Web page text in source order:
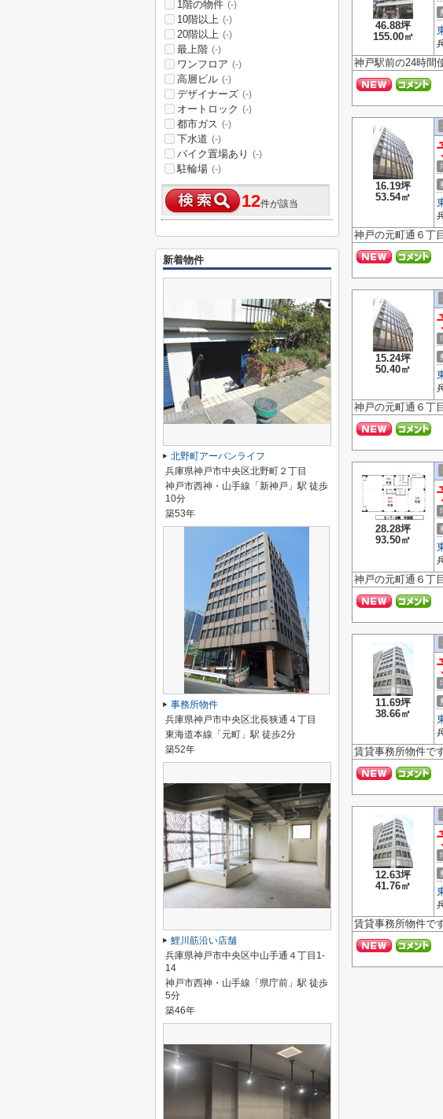
46.88坪
155.00㎡
神戸駅前の24時間
16.19坪
53.54㎡
神戸の元町通６丁
15.24坪
50.40㎡
神戸の元町通６丁
28.28坪
93.50㎡
神戸の元町通６丁
11.69坪
38.66㎡
賃貸事務所物件です
12.63坪
41.76㎡
賃貸事務所物件です
1階の物件 (-)
10階以上 (-)
20階以上 (-)
最上階 (-)
ワンフロア (-)
高層ビル (-)
デザイナーズ (-)
オートロック (-)
都市ガス (-)
下水道 (-)
バイク置場あり (-)
駐輪場 (-)
12件が該当
新着物件
北野町アーバンライフ
兵庫県神戸市中央区北野町２丁目
神戸市西神・山手線「新神戸」駅 徒歩
10分
築53年
事務所物件
兵庫県神戸市中央区北長狭通４丁目
東海道本線「元町」駅 徒歩2分
築52年
鯉川筋沿い店舗
兵庫県神戸市中央区中山手通４丁目1-
14
神戸市西神・山手線「県庁前」駅 徒歩
5分
築46年